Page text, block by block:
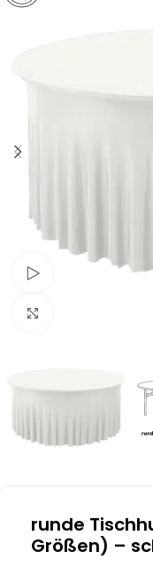
Schau Video
runde
Größen) –